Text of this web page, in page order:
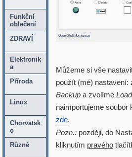
Funkční
oblečení
ZDRAVÍ
Elektronik
a
Příroda
Linux
Chorvatsk
o
Různé
Můžeme si vše
použít (mé) nastavení:
Backupa zvolíme
naimportujeme soubor
zde.
Pozn.:později, do
kliknutím pravého